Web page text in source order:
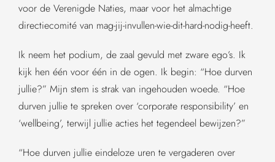
voor de Verenigde Naties, maar voor het almachtige
directiecomité van mag-jij-invullen-wie-dit-hard-nodig-heeft.
Ik neem het podium, de zaal gevuld met zware ego’s. Ik
kijk hen één voor één in de ogen. Ik begin: “Hoe durven
jullie?” Mijn stem is strak van ingehouden woede. “Hoe
durven jullie te spreken over ‘corporate responsibility’ en
‘wellbeing’, terwijl jullie acties het tegendeel bewijzen?”
“Hoe durven jullie eindeloze uren te vergaderen over